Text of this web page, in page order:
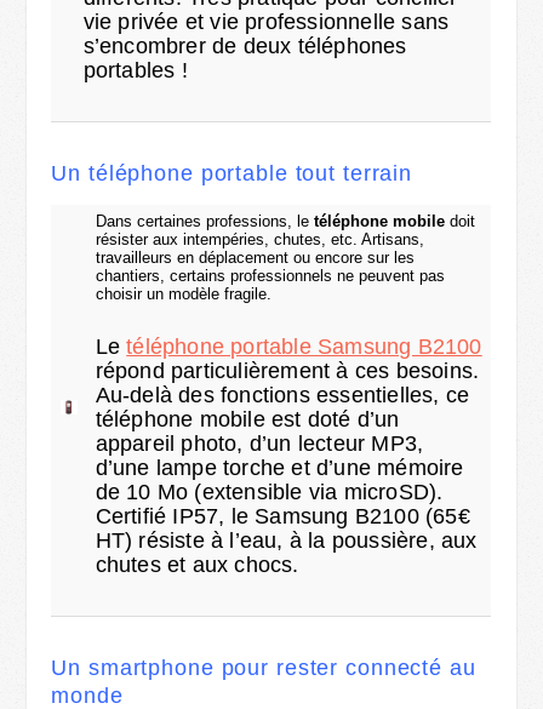
vie privée et vie professionnelle sans
s’encombrer de deux téléphones
portables !
Un téléphone portable tout terrain
Dans certaines professions, le téléphone mobiledoit
résister aux intempéries, chutes, etc. Artisans,
travailleurs en déplacement ou encore sur les
chantiers, certains professionnels ne peuvent pas
choisir un modèle fragile.
Letéléphone portable Samsung B2100
répond particulièrement à ces besoins.
Au-delà des fonctions essentielles, ce
téléphone mobile est doté d’un
appareil photo, d’un lecteur MP3,
d’une lampe torche et d’une mémoire
de 10 Mo (extensible via microSD).
Certifié IP57, le Samsung B2100 (65€
HT) résiste à l’eau, à la poussière, aux
chutes et aux chocs.
Un smartphone pour rester connecté au
monde